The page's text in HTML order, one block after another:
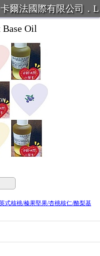
爾法國際有限公司．L
線:07-387
Oil
式核桃/榛果堅果/杏桃核仁/酪梨基